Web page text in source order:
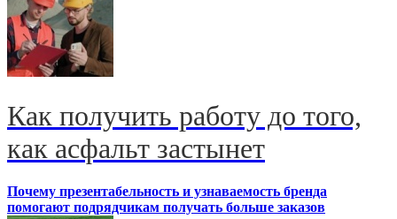
Как получить работу до того,
как асфальт застынет
Почему презентабельность и узнаваемость бренда
помогают подрядчикам получать больше заказов